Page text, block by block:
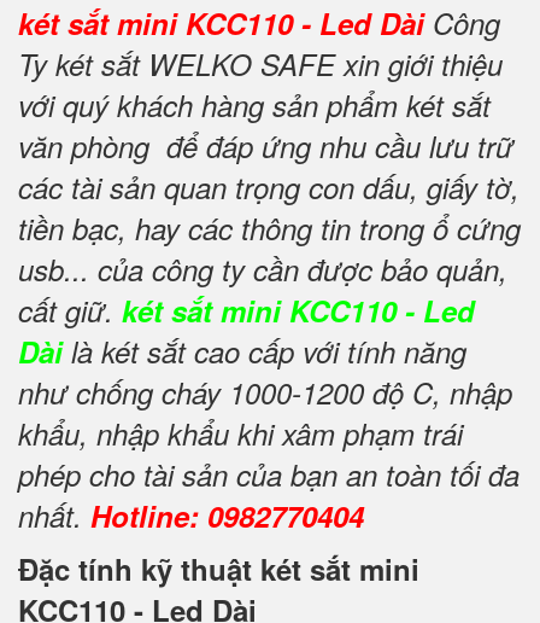
két sắt mini KCC110 - Led Dài Công
Ty két sắt WELKO SAFE xin giới thiệu
với quý khách hàng sản phẩm két sắt
văn phòng để đáp ứng nhu cầu lưu trữ
các tài sản quan trọng con dấu, giấy tờ,
tiền bạc, hay các thông tin trong ổ cứng
usb... của công ty cần được bảo quản,
cất giữ. két sắt mini KCC110 - Led
Dàilà két sắt cao cấp với tính năng
như chống cháy 1000-1200 độ C, nhập
khẩu, nhập khẩu khi xâm phạm trái
phép cho tài sản của bạn an toàn tối đa
nhất. Hotline: 0982770404
Đặc tính kỹ thuật két sắt mini
KCC110 - Led Dài